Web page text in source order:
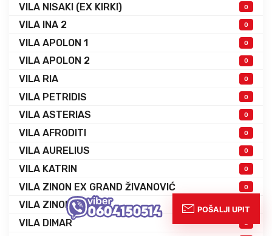
VILA NISAKI (EX KIRKI) 0
VILA INA 2 0
VILA APOLON 1 0
VILA APOLON 2 0
VILA RIA 0
VILA PETRIDIS 0
VILA ASTERIAS 0
VILA AFRODITI 0
VILA AURELIUS 0
VILA KATRIN 0
VILA ZINON EX GRAND ŽIVANOVIĆ 0
VILA ZINON 2
VILA DIMAR 0